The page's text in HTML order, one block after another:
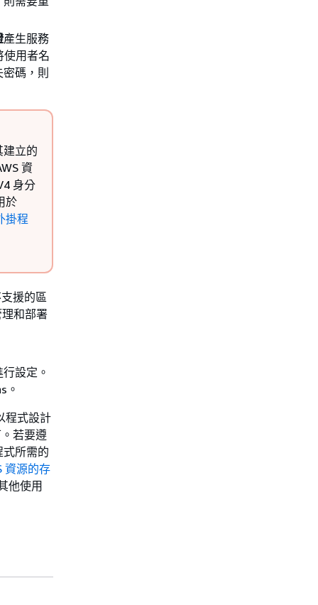
產生服務
使用者名
碼，則
建立的
資
身分
於
掛程
援的區
和部署
設定。
。
程式設計
若要遵
所需的
資源的存
他使用